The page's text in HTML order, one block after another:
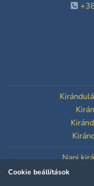
Napi
Napi
Cookie beállítások